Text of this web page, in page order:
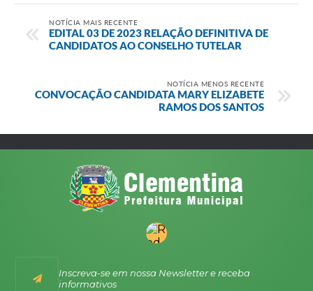
NOTÍCIA MAIS RECENTE
EDITAL 03 DE 2023 RELAÇÃO DEFINITIVA DE
CANDIDATOS AO CONSELHO TUTELAR
NOTÍCIA MENOS RECENTE
CONVOCAÇÃO CANDIDATA MARY ELIZABETE
RAMOS DOS SANTOS
Inscreva-se em nossa Newsletter e receba
informativos